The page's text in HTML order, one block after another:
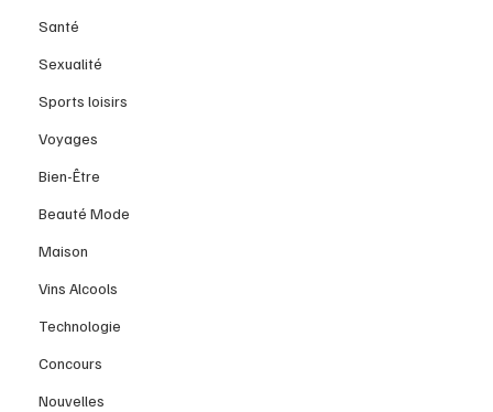
Santé
Sexualité
Sports loisirs
Voyages
Bien-Être
Beauté Mode
Maison
Vins Alcools
Technologie
Concours
Nouvelles